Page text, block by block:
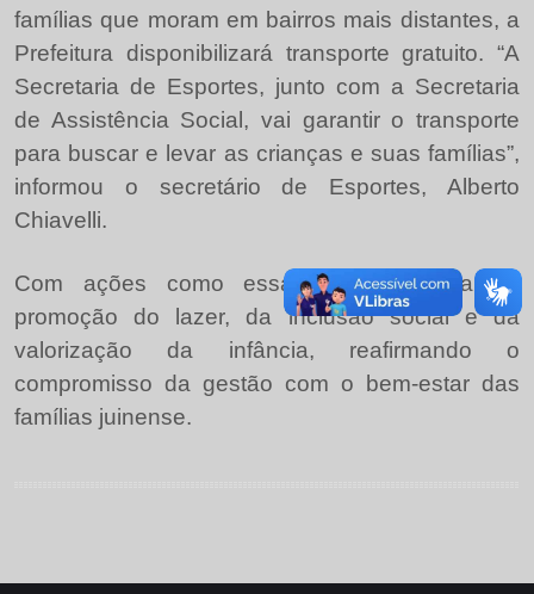
famílias que moram em bairros mais distantes, a
Prefeitura disponibilizará transporte gratuito. “A
Secretaria de Esportes, junto com a Secretaria
de Assistência Social, vai garantir o transporte
para buscar e levar as crianças e suas famílias”,
informou o secretário de Esportes, Alberto
Chiavelli.
Com ações como essa, Juína avança na
promoção do lazer, da inclusão social e da
valorização da infância, reafirmando o
compromisso da gestão com o bem-estar das
famílias juinense.